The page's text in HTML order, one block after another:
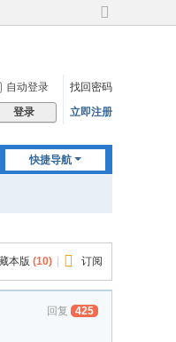
切
版
自动登录
找回密码
登录 立即注册
快捷导航
本版 (10) 订阅
回复 425